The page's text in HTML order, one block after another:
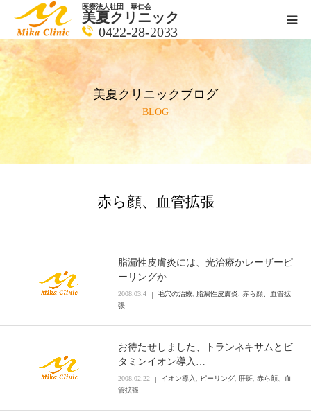
医療法人社団 華仁会
美夏クリニック
0422-28-2033
美夏クリニックブログ
BLOG
赤ら顔、血管拡張
脂漏性皮膚炎には、光治療かレーザーピ
ーリングか
2008.03.4 毛穴の治療 脂漏性皮膚炎
赤ら顔、血管拡
張
お待たせしました、トランネキサムとビ
タミンイオン導入…
2008.02.22 イオン導入 ピーリング 肝斑 赤ら顔、血
管拡張
医師紹介
診療科目
クリニックの紹介
料金一覧 new